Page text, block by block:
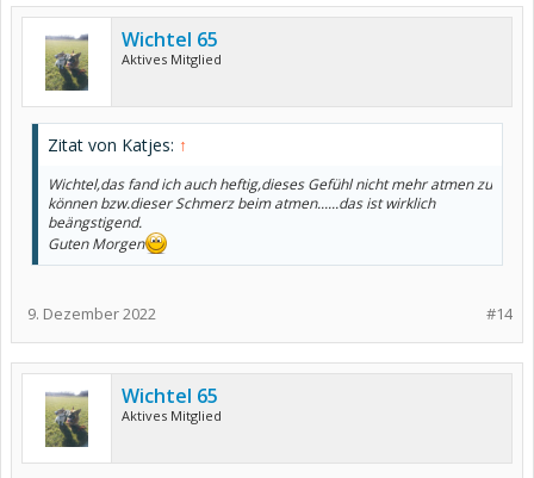
Wichtel 65
Aktives Mitglied
Zitat von Katjes: ↑
Wichtel,das fand ich auch heftig,dieses Gefühl nicht mehr atmen zu
können bzw.dieser Schmerz beim atmen......das ist wirklich
beängstigend.
Guten Morgen
#14
9. Dezember 2022
Wichtel 65
Aktives Mitglied